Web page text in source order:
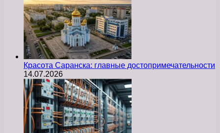
Красота Саранска: главные достопримечательности
14.07.2026